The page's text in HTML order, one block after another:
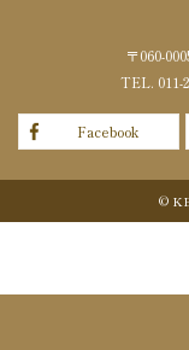
〒060-
TEL. 011-
Facebook
©